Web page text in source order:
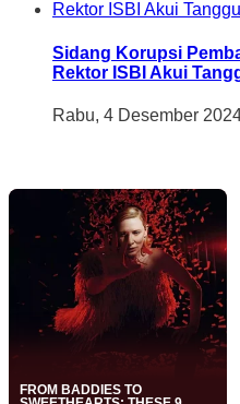
Sidang Korupsi
Rektor ISBI Akui
Rabu, 4 Desember